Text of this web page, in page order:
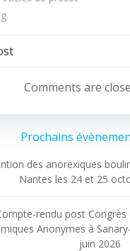
Comments are
Prochains
des anorexiques
Nantes les 24 et 25
rendu post Congrès
Anonymes à
juin 2026